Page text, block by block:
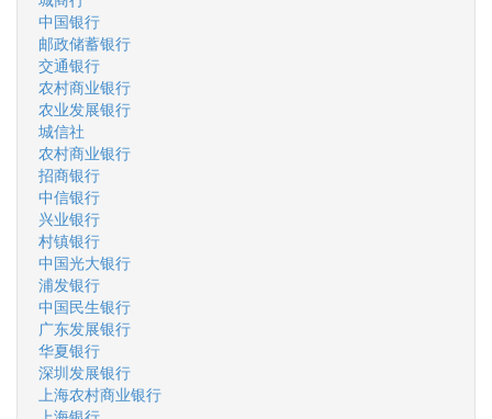
中国银行
邮政储蓄银行
交通银行
农村商业银行
农业发展银行
城信社
农村商业银行
招商银行
中信银行
兴业银行
村镇银行
中国光大银行
浦发银行
中国民生银行
广东发展银行
华夏银行
深圳发展银行
上海农村商业银行